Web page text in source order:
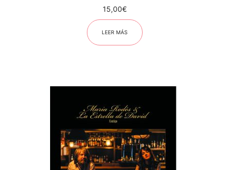
15,00€
LEER MÁS